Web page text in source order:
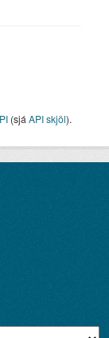
(sjá API skjöl).